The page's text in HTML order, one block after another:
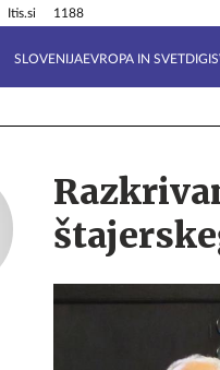
Itis.si 1188
SLOVENIJAEVROPA IN SVET
Tehnik